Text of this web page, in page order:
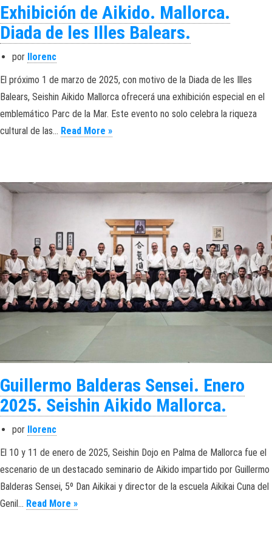
Exhibición de Aikido. Mallorca.
Diada de les Illes Balears.
por llorenc
El próximo 1 de marzo de 2025, con motivo de la Diada de les Illes
Balears, Seishin Aikido Mallorca ofrecerá una exhibición especial en el
emblemático Parc de la Mar. Este evento no solo celebra la riqueza
cultural de las… Read More »Exhibición de Aikido. Mallorca. Diada
Guillermo Balderas Sensei. Enero
2025. Seishin Aikido Mallorca.
por
llorenc
El 10 y 11 de enero de 2025, Seishin Dojo en Palma de Mallorca fue el
escenario de un destacado seminario de Aikido impartido por Guillermo
Balderas Sensei, 5º Dan Aikikai y director de la escuela Aikikai Cuna del
Genil… Read More »Guillermo Balderas Sensei. Enero 2025.